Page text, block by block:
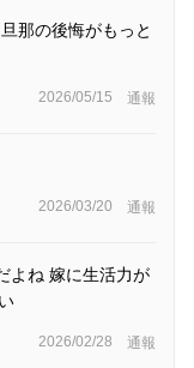
那の後悔がもっと
2026/05/15 通報
2026/03/20 通報
よね 嫁に生活力が
2026/02/28 通報